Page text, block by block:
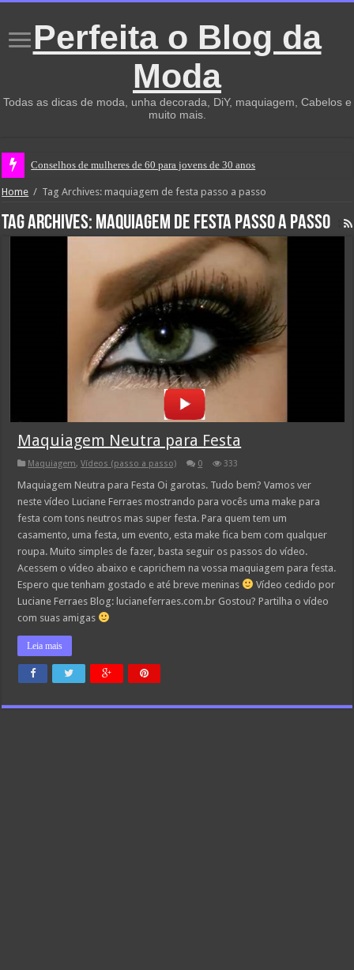
Perfeita o Blog da
Moda
Todas as dicas de moda, unha decorada, DiY, maquiagem, Cabelos e
muito mais.
Conselhos de mulheres de 60 para jovens de 30 anos
Home / Tag Archives: maquiagem de festa passo a passo
Tag Archives: maquiagem de festa passo a passo
Maquiagem Neutra para Festa
Maquiagem,Vídeos (passo a passo) 0 333
Maquiagem Neutra para Festa Oi garotas. Tudo bem? Vamos ver
neste vídeo Luciane Ferraes mostrando para vocês uma make para
festa com tons neutros mas super festa. Para quem tem um
casamento, uma festa, um evento, esta make fica bem com qualquer
roupa. Muito simples de fazer, basta seguir os passos do vídeo.
Acessem o vídeo abaixo e caprichem na vossa maquiagem para festa.
Espero que tenham gostado e até breve meninas
Vídeo cedido por
Luciane Ferraes Blog: lucianeferraes.com.br Gostou? Partilha o vídeo
com suas amigas
Leia mais